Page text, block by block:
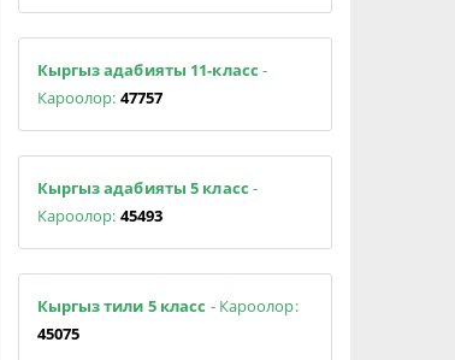
Кыргыз адабияты 11-класс -
Кароолор: 47757
Кыргыз адабияты 5 класс -
Кароолор: 45493
Кыргыз тили 5 класс - Кароолор:
45075